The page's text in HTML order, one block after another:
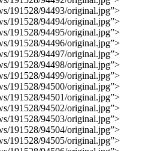
191528/94493/original.jpg”>
191528/94494/original.jpg”>
191528/94495/original.jpg”>
191528/94496/original.jpg”>
191528/94497/original.jpg”>
191528/94498/original.jpg”>
191528/94499/original.jpg”>
191528/94500/original.jpg”>
191528/94501/original.jpg”>
191528/94502/original.jpg”>
191528/94503/original.jpg”>
191528/94504/original.jpg”>
191528/94505/original.jpg”>